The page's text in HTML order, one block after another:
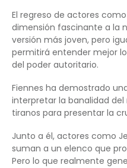
El regreso de actores
dimensión fascinante a la
versión más joven, pero
permitirá entender mejor
del poder autoritario.
Fiennes ha demostrado
interpretar la banalidad
tiranos para presentar la
Junto a él, actores como
suman a un elenco que
Pero lo que realmente